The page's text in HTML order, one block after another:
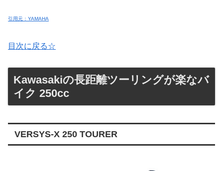
引用元：YAMAHA
目次に戻る☆
Kawasakiの長距離ツーリングが楽なバ
イク 250cc
VERSYS-X 250 TOURER